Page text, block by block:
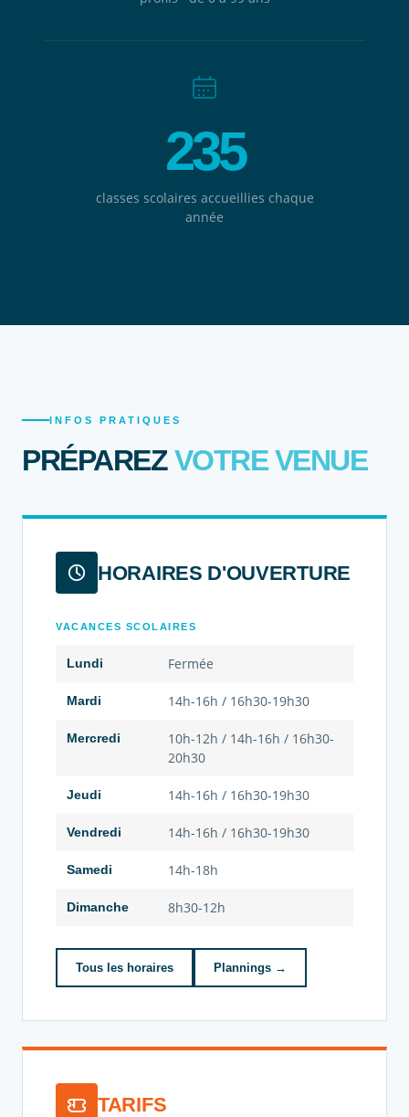
235
classes scolaires accueillies chaque
année
INFOS PRATIQUES
PRÉPAREZVOTRE VENUE
HORAIRES D'OUVERTURE
VACANCES SCOLAIRES
Lundi Fermée
Mardi 14h-16h / 16h30-19h30
Mercredi
10h-12h / 14h-16h / 16h30-
20h30
Jeudi 14h-16h / 16h30-19h30
Vendredi 14h-16h / 16h30-19h30
Samedi 14h-18h
Dimanche 8h30-12h
Tous les horaires Plannings →
TARIFS